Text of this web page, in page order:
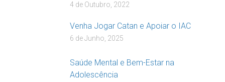
4 de Outubro, 2022
Venha Jogar Catan e Apoiar o IAC
6 de Junho, 2025
Saúde Mental e Bem-Estar na
Adolescência